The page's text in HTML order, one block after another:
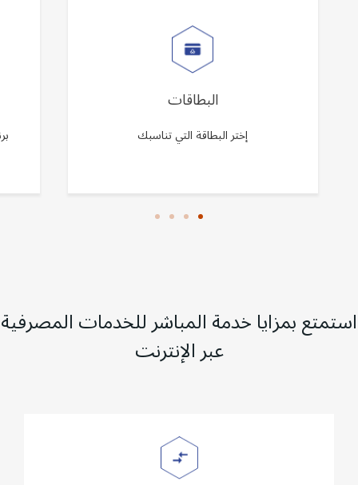
البطاقات
إختر البطاقة التي تناسبك
استمتع بمزايا خدمة المباشر للخدمات المصرفية
عبر الإنترنت